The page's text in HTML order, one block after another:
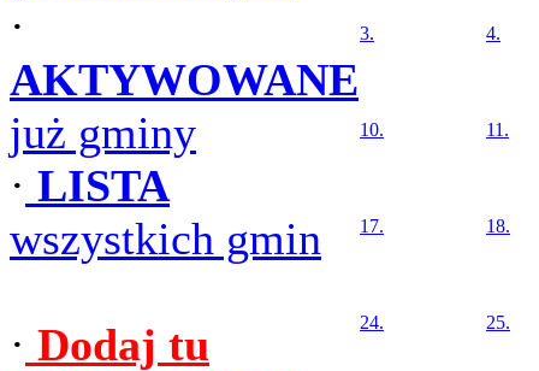
·
AKTYWOWANE
już gminy
· LISTA
wszystkich gmin
· Dodaj tu
3. 4.
10. 11.
17. 18.
24. 25.